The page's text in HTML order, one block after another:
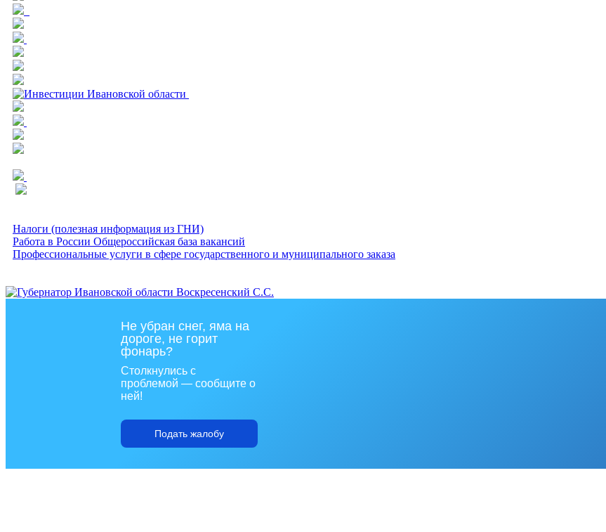
Налоги (полезная информация из ГНИ)
Работа в России Общероссийская база вакансий
Профессиональные услуги в сфере государственного и муниципального заказа
Не убран снег, яма на
дороге, не горит
фонарь?
Столкнулись с
проблемой — сообщите о
ней!
Подать жалобу